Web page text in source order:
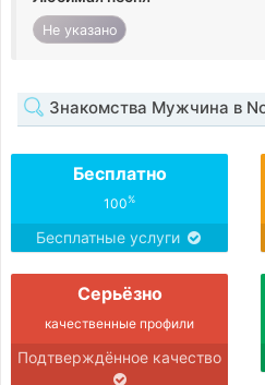
Не указано
Знакомства Мужчина в
Бесплатно
100%
Бесплатные услуги
Серьёзно
качественные профили
Подтверждённое качество